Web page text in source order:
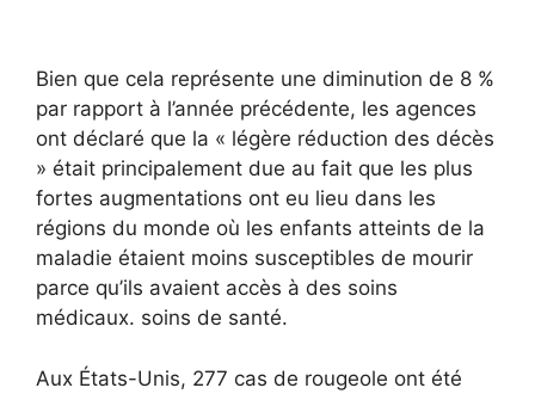
Bien que cela représente une diminution de 8 %
par rapport à l’année précédente, les agences
ont déclaré que la « légère réduction des décès
» était principalement due au fait que les plus
fortes augmentations ont eu lieu dans les
régions du monde où les enfants atteints de la
maladie étaient moins susceptibles de mourir
parce qu’ils avaient accès à des soins
médicaux. soins de santé.
Aux États-Unis, 277 cas de rougeole ont été